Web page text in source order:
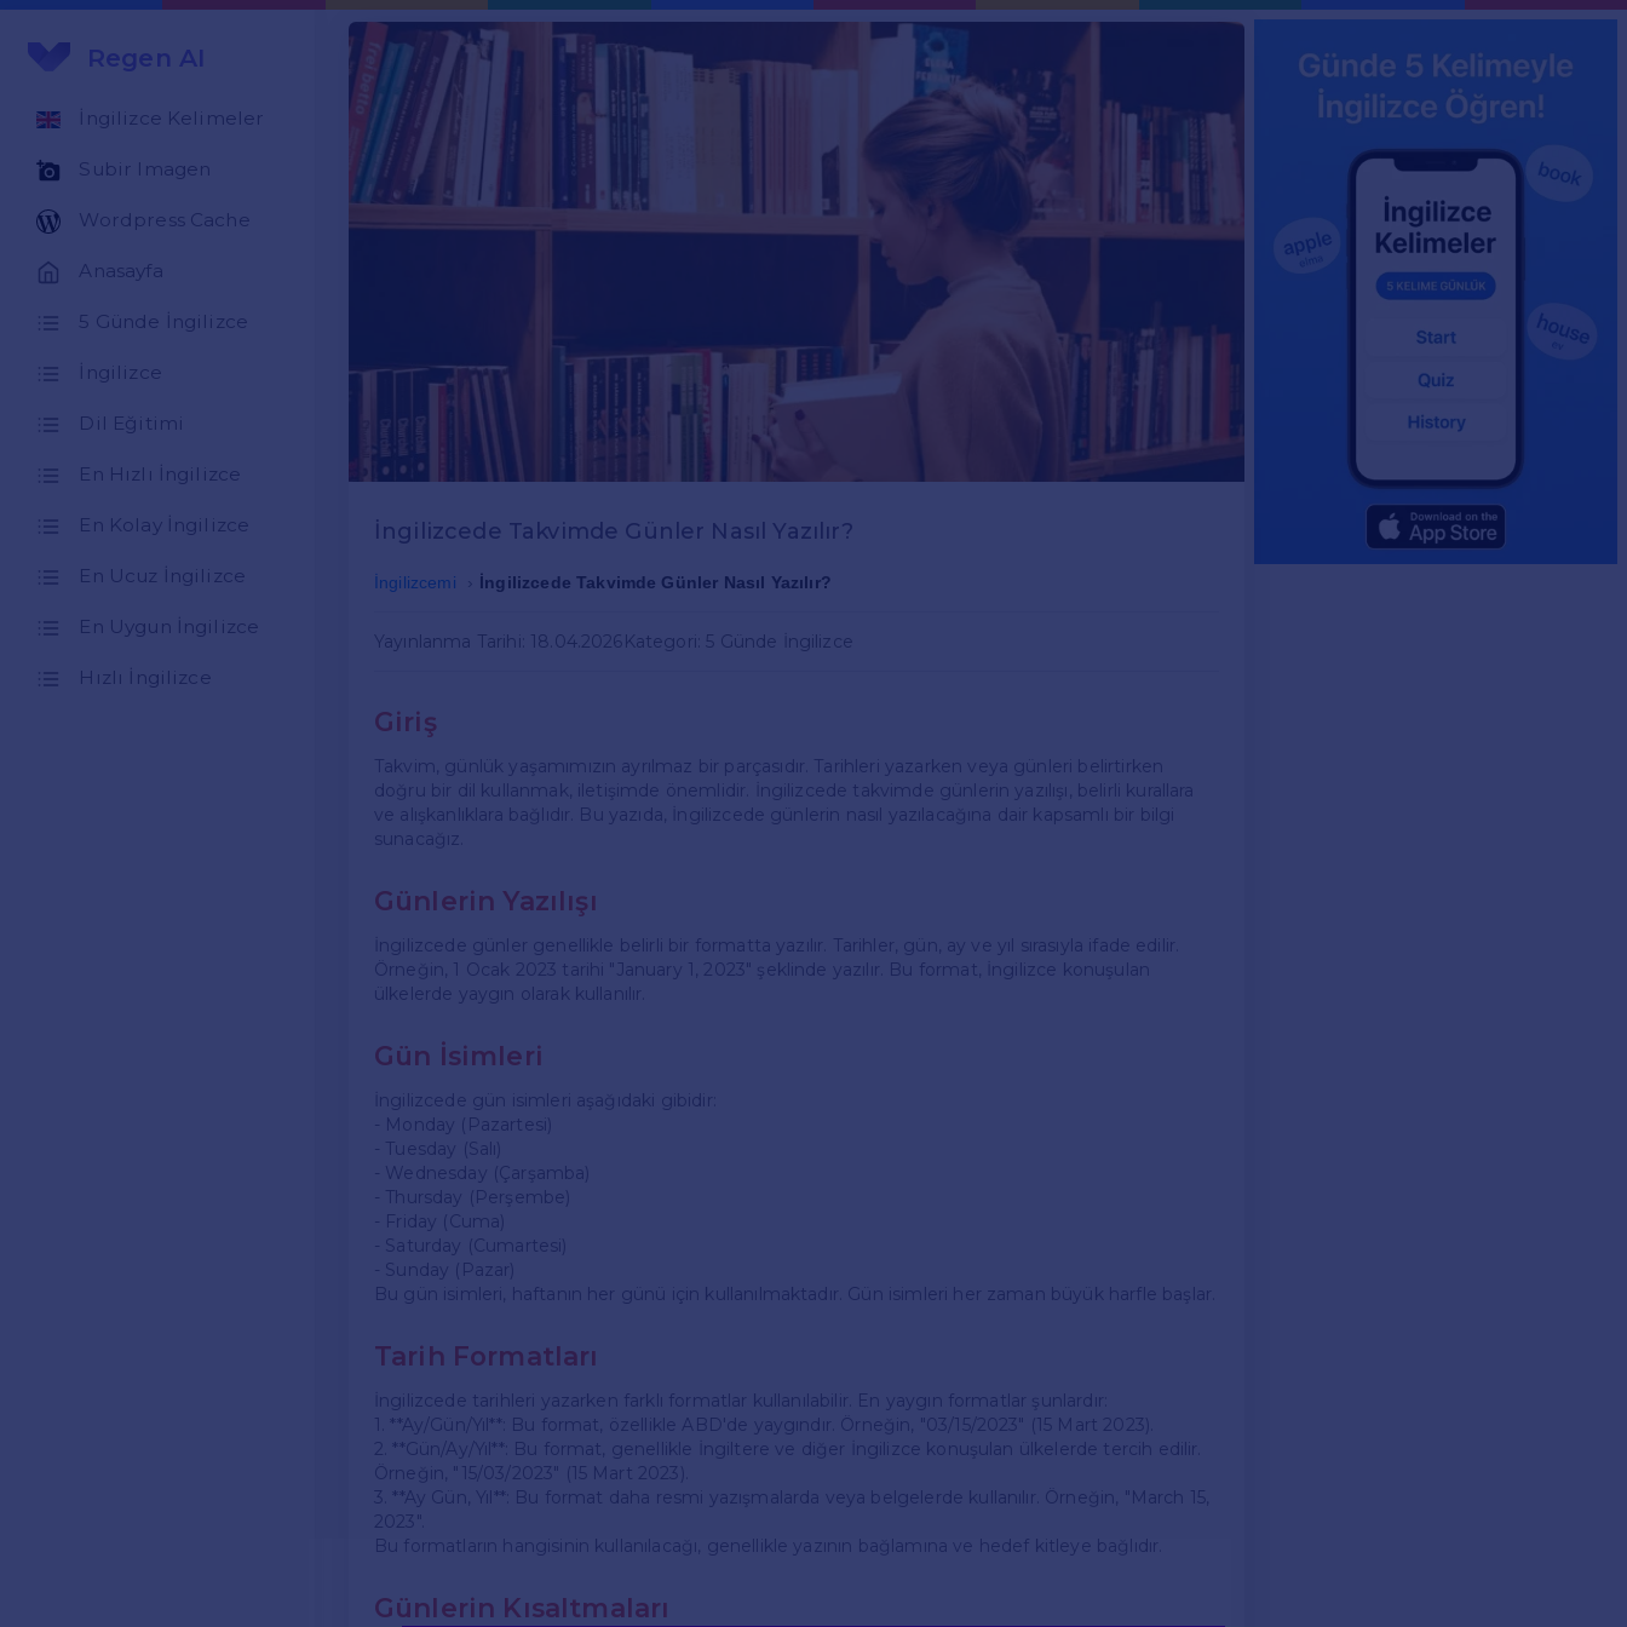
Regen AI
İngilizce Kelimeler
Subir Imagen
Wordpress Cache
Anasayfa
5 Günde İngilizce
İngilizce
Dil Eğitimi
En Hızlı İngilizce
En Kolay İngilizce
En Ucuz İngilizce
En Uygun İngilizce
Hızlı İngilizce
İngilizcede Takvimde Günler Nasıl Yazılır?
İngilizcemi İngilizcede Takvimde Günler Nasıl Yazılır?
Yayınlanma Tarihi: 18.04.2026 Kategori: 5 Günde İngilizce
Giriş
Takvim, günlük yaşamımızın ayrılmaz bir parçasıdır. Tarihleri yazarken veya günleri belirtirken
doğru bir dil kullanmak, iletişimde önemlidir. İngilizcede takvimde günlerin yazılışı, belirli kurallara
ve alışkanlıklara bağlıdır. Bu yazıda, İngilizcede günlerin nasıl yazılacağına dair kapsamlı bir bilgi
sunacağız.
Günlerin Yazılışı
İngilizcede günler genellikle belirli bir formatta yazılır. Tarihler, gün, ay ve yıl sırasıyla ifade edilir.
Örneğin, 1 Ocak 2023 tarihi "January 1, 2023" şeklinde yazılır. Bu format, İngilizce konuşulan
ülkelerde yaygın olarak kullanılır.
Gün İsimleri
İngilizcede gün isimleri aşağıdaki gibidir:
- Monday (Pazartesi)
- Tuesday (Salı)
- Wednesday (Çarşamba)
- Thursday (Perşembe)
- Friday (Cuma)
- Saturday (Cumartesi)
- Sunday (Pazar)
Bu gün isimleri, haftanın her günü için kullanılmaktadır. Gün isimleri her zaman büyük harfle başlar.
Tarih Formatları
İngilizcede tarihleri yazarken farklı formatlar kullanılabilir. En yaygın formatlar şunlardır:
1. **Ay/Gün/Yıl**: Bu format, özellikle ABD'de yaygındır. Örneğin, "03/15/2023" (15 Mart 2023).
2. **Gün/Ay/Yıl**: Bu format, genellikle İngiltere ve diğer İngilizce konuşulan ülkelerde tercih edilir.
Örneğin, "15/03/2023" (15 Mart 2023).
3. **Ay Gün, Yıl**: Bu format daha resmi yazışmalarda veya belgelerde kullanılır. Örneğin, "March 15,
2023".
Bu formatların hangisinin kullanılacağı, genellikle yazının bağlamına ve hedef kitleye bağlıdır.
Günlerin Kısaltmaları